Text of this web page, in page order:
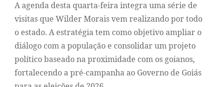
A agenda desta quarta-feira integra uma série de
visitas que Wilder Morais vem realizando por todo
o estado. A estratégia tem como objetivo ampliar o
diálogo com a população e consolidar um projeto
político baseado na proximidade com os goianos,
fortalecendo a pré-campanha ao Governo de Goiás